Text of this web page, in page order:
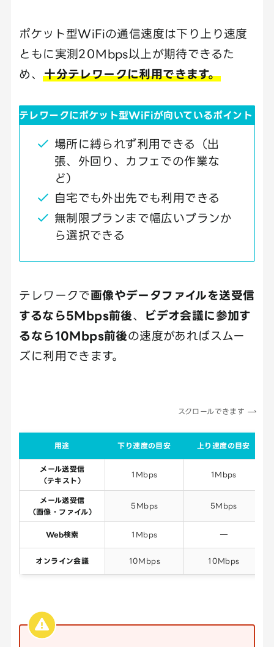
ポケット型WiFiの通信速度は下り上り速度
ともに実測20Mbps以上が期待できるた
め、十分テレワークに利用できます。
テレワークにポケット型WiFiが向いているポイント
場所に縛られず利用できる（出
張、外回り、カフェでの作業な
ど）
自宅でも外出先でも利用できる
無制限プランまで幅広いプランか
ら選択できる
テレワークで画像やデータファイルを送受信
するなら5Mbps前後、
ビデオ会議に参加す
るなら10Mbps前後の速度があればスムー
ズに利用できます。
スクロールできます
用途 下り速度の目安 上り速度の目安
メール送受信
（テキスト）
1Mbps 1Mbps
メール送受信
（画像・ファイル）
5Mbps 5Mbps
Web検索 1Mbps ―
オンライン会議 10Mbps 10Mbps